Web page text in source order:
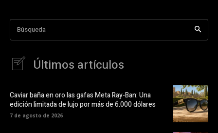
Búsqueda
Últimos artículos
Caviar baña en oro las gafas Meta Ray-Ban: Una
edición limitada de lujo por más de 6.000 dólares
7 de agosto de 2026